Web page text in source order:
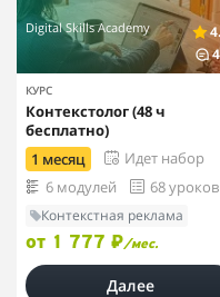
Digital Skills Academy
КУРС
Контекстолог (48 ч
бесплатно)
1 месяц
Идет набор
6 модулей
68 уроков
Контекстная реклама
от 1 777 ₽/мес.
Далее